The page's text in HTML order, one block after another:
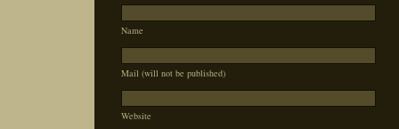
Name
Mail (will not be published)
Website